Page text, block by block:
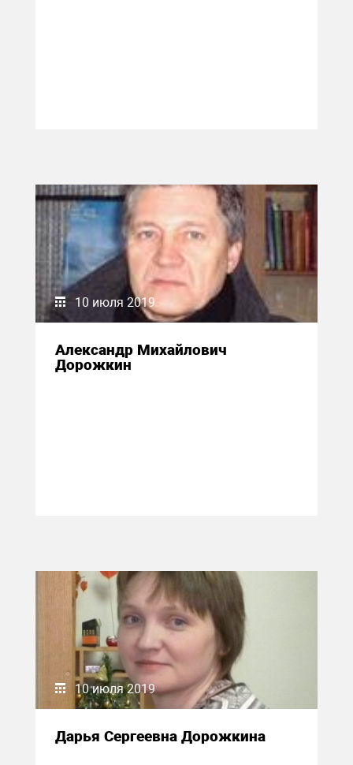
10 июля 2019
Александр Михайлович
Дорожкин
10 июля 2019
Дарья Сергеевна Дорожкина